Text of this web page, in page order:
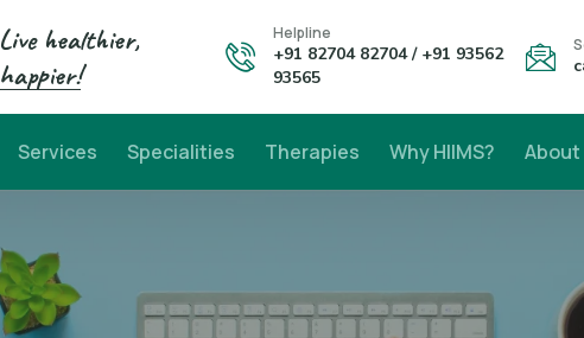
Live healthier,
happier!
Helpline
+91 82704 82704 / +91 93562
93565
Services Specialities Therapies Why HIIMS? About